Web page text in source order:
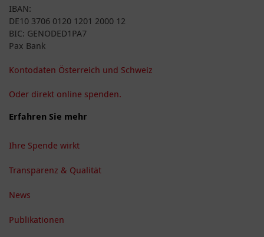
IBAN:
DE10 3706 0120 1201 2000 12
BIC: GENODED1PA7
Pax Bank
Kontodaten Österreich und Schweiz
Oder direkt online spenden.
Erfahren Sie mehr
Ihre Spende wirkt
Transparenz & Qualität
News
Publikationen